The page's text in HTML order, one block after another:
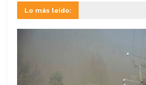
Lo más leído: